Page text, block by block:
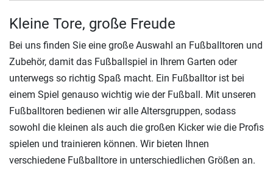
Kleine Tore, große Freude
Bei uns finden Sie eine große Auswahl an Fußballtoren und
Zubehör, damit das Fußballspiel in Ihrem Garten oder
unterwegs so richtig Spaß macht. Ein Fußballtor ist bei
einem Spiel genauso wichtig wie der Fußball. Mit unseren
Fußballtoren bedienen wir alle Altersgruppen, sodass
sowohl die kleinen als auch die großen Kicker wie die Profis
spielen und trainieren können. Wir bieten Ihnen
verschiedene Fußballtore in unterschiedlichen Größen an.